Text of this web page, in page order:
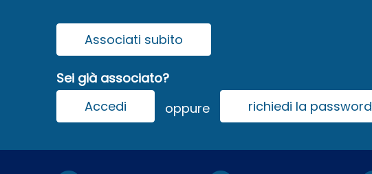
Associati subito
Sei già associato?
Accedi
oppure richiedi la password